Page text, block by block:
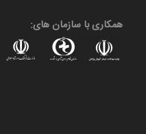
همکاری با سازمان های: